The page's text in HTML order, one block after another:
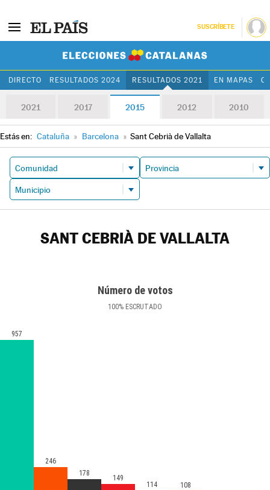
SUSCRÍBETE
DIRECTO RESULTADOS 2024 RESULTADOS 2021 EN MAPAS
2021 2017 2015 2012 2010
Estás en: Cataluña » Barcelona » Sant Cebrià de Vallalta
SANT CEBRIÀ DE VALLALTA
Número de votos
100% ESCRUTADO
957
246
178
149
114
108